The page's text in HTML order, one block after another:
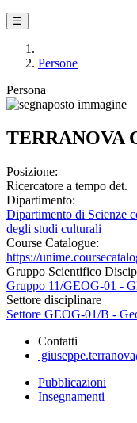
☰
Persone
Persona
TERRANOVA
Posizione:
Ricercatore a tempo det.
Dipartimento:
Dipartimento di Scienze
degli studi culturali
Course Catalogue:
https://
Gruppo Scientifico
Gruppo 11/GEOG-01 -
Settore disciplinare
Settore GEOG-01/B -
Contatti
Pubblicazioni
Insegnamenti